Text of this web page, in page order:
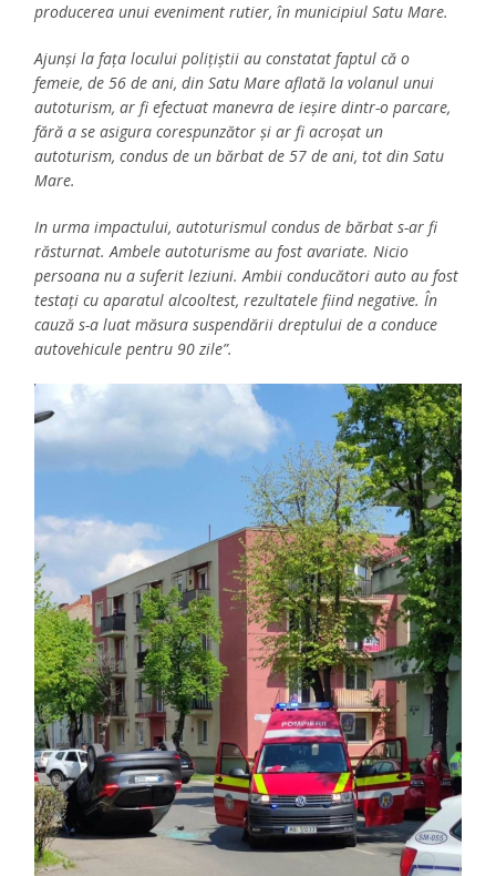
producerea unui eveniment rutier, în municipiul Satu Mare.
Ajunși la fața locului polițiștii au constatat faptul că o
femeie, de 56 de ani, din Satu Mare aflată la volanul unui
autoturism, ar fi efectuat manevra de ieșire dintr-o parcare,
fără a se asigura corespunzător și ar fi acroșat un
autoturism, condus de un bărbat de 57 de ani, tot din Satu
Mare.
In urma impactului, autoturismul condus de bărbat s-ar fi
răsturnat. Ambele autoturisme au fost avariate. Nicio
persoana nu a suferit leziuni. Ambii conducători auto au fost
testați cu aparatul alcooltest, rezultatele fiind negative. În
cauză s-a luat măsura suspendării dreptului de a conduce
autovehicule pentru 90 zile”.